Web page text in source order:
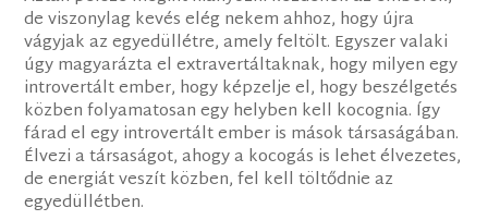
de viszonylag kevés elég nekem ahhoz, hogy újra
vágyjak az egyedüllétre, amely feltölt. Egyszer valaki
úgy magyarázta el extravertáltaknak, hogy milyen egy
introvertált ember, hogy képzelje el, hogy beszélgetés
közben folyamatosan egy helyben kell kocognia. Így
fárad el egy introvertált ember is mások társaságában.
Élvezi a társaságot, ahogy a kocogás is lehet élvezetes,
de energiát veszít közben, fel kell töltődnie az
egyedüllétben.